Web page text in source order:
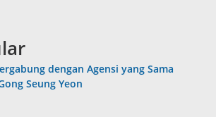
dengan Agensi yang Sama
Seung Yeon